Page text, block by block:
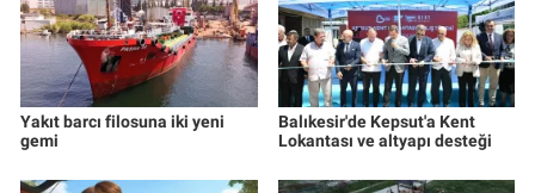
Yakıt barcı filosuna iki yeni
gemi
Balıkesir'de Kepsut'a Kent
Lokantası ve altyapı desteği